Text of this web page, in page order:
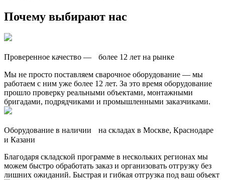
Почему выбирают нас
Проверенное качество — более 12 лет на рынке
Мы не просто поставляем сварочное оборудование — мы
работаем с ним уже более 12 лет. За это время оборудование
прошло проверку реальными объектами, монтажными
бригадами, подрядчиками и промышленными заказчиками.
Оборудование в наличии на складах в Москве, Краснодаре
и Казани
Благодаря складской программе в нескольких регионах мы
можем быстро обработать заказ и организовать отгрузку без
лишних ожиданий. Быстрая и гибкая отгрузка под ваш объект